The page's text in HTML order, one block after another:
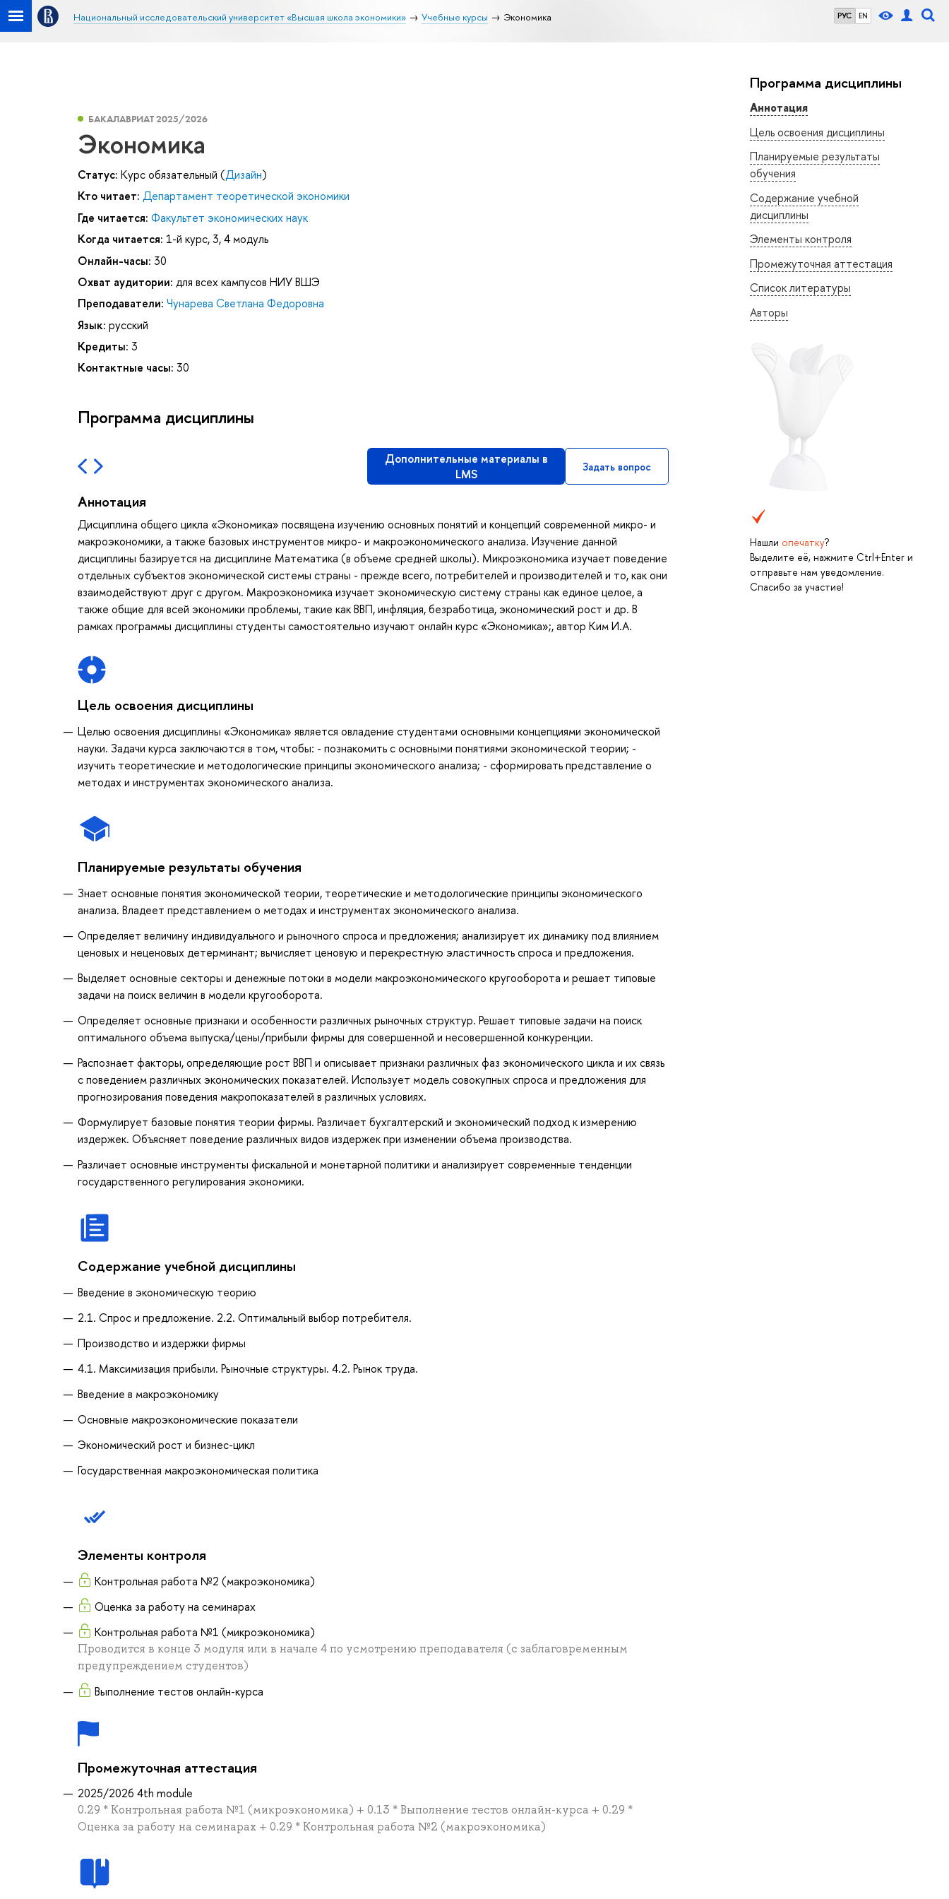
РУС EN
Национальный исследовательский университет «Высшая школа экономики» Учебные курсы Экономика
Программа дисциплины
Аннотация
Цель освоения дисциплины
Планируемые результаты
обучения
Содержание учебной
дисциплины
Элементы контроля
Промежуточная аттестация
Список литературы
Авторы
Нашли опечатку?
Выделите её, нажмите Ctrl+Enter и
отправьте нам уведомление.
Спасибо за участие!
БАКАЛАВРИАТ 2025/2026
Экономика
Статус: Курс обязательный (Дизайн)
Кто читает: Департамент теоретической экономики
Где читается: Факультет экономических наук
Когда читается: 1-й курс, 3, 4 модуль
Онлайн-часы: 30
Охват аудитории: для всех кампусов НИУ ВШЭ
Преподаватели: Чунарева Светлана Федоровна
Язык: русский
Кредиты: 3
Контактные часы: 30
Программа дисциплины
Дополнительные материалы в
LMS
Задать вопрос
Аннотация
Дисциплина общего цикла «Экономика» посвящена изучению основных понятий и концепций современной микро- и
макроэкономики, а также базовых инструментов микро- и макроэкономического анализа. Изучение данной
дисциплины базируется на дисциплине Математика (в объеме средней школы). Микроэкономика изучает поведение
отдельных субъектов экономической системы страны - прежде всего, потребителей и производителей и то, как они
взаимодействуют друг с другом. Макроэкономика изучает экономическую систему страны как единое целое, а
также общие для всей экономики проблемы, такие как ВВП, инфляция, безработица, экономический рост и др. В
рамках программы дисциплины студенты самостоятельно изучают онлайн курс «Экономика»;, автор Ким И.А.
Цель освоения дисциплины
Целью освоения дисциплины «Экономика» является овладение студентами основными концепциями экономической
науки. Задачи курса заключаются в том, чтобы: - познакомить с основными понятиями экономической теории; -
изучить теоретические и методологические принципы экономического анализа; - сформировать представление о
методах и инструментах экономического анализа.
Планируемые результаты обучения
Знает основные понятия экономической теории, теоретические и методологические принципы экономического
анализа. Владеет представлением о методах и инструментах экономического анализа.
Определяет величину индивидуального и рыночного спроса и предложения; анализирует их динамику под влиянием
ценовых и неценовых детерминант; вычисляет ценовую и перекрестную эластичность спроса и предложения.
Выделяет основные секторы и денежные потоки в модели макроэкономического кругооборота и решает типовые
задачи на поиск величин в модели кругооборота.
Определяет основные признаки и особенности различных рыночных структур. Решает типовые задачи на поиск
оптимального объема выпуска/цены/прибыли фирмы для совершенной и несовершенной конкуренции.
Распознает факторы, определяющие рост ВВП и описывает признаки различных фаз экономического цикла и их связь
с поведением различных экономических показателей. Использует модель совокупных спроса и предложения для
прогнозирования поведения макропоказателей в различных условиях.
Формулирует базовые понятия теории фирмы. Различает бухгалтерский и экономический подход к измерению
издержек. Объясняет поведение различных видов издержек при изменении объема производства.
Различает основные инструменты фискальной и монетарной политики и анализирует современные тенденции
государственного регулирования экономики.
Содержание учебной дисциплины
Введение в экономическую теорию
2.1. Спрос и предложение. 2.2. Оптимальный выбор потребителя.
Производство и издержки фирмы
4.1. Максимизация прибыли. Рыночные структуры. 4.2. Рынок труда.
Введение в макроэкономику
Основные макроэкономические показатели
Экономический рост и бизнес-цикл
Государственная макроэкономическая политика
Элементы контроля
Контрольная работа №2 (макроэкономика)
Оценка за работу на семинарах
Контрольная работа №1 (микроэкономика)
Проводится в конце 3 модуля или в начале 4 по усмотрению преподавателя (с заблаговременным
предупреждением студентов)
Выполнение тестов онлайн-курса
Промежуточная аттестация
2025/2026 4th module
0.29 * Контрольная работа №1 (микроэкономика) + 0.13 * Выполнение тестов онлайн-курса + 0.29 *
Оценка за работу на семинарах + 0.29 * Контрольная работа №2 (макроэкономика)